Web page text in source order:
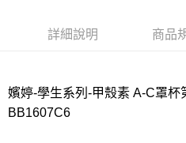
付款後門市自取
每筆NT$80，滿NT$1,000(含以上)
詳細說明 商品
嬪婷-學生系列-甲殼素 A-C罩杯
BB1607C6